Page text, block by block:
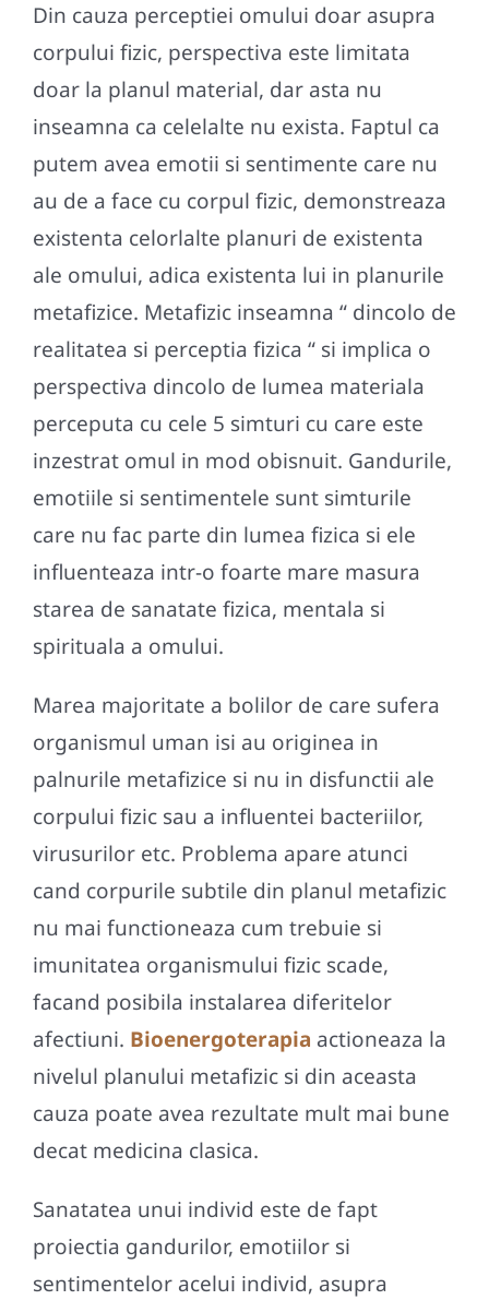
Din cauza perceptiei omului doar asupra
corpului fizic, perspectiva este limitata
doar la planul material, dar asta nu
inseamna ca celelalte nu exista. Faptul ca
putem avea emotii si sentimente care nu
au de a face cu corpul fizic, demonstreaza
existenta celorlalte planuri de existenta
ale omului, adica existenta lui in planurile
metafizice. Metafizic inseamna “ dincolo de
realitatea si perceptia fizica “ si implica o
perspectiva dincolo de lumea materiala
perceputa cu cele 5 simturi cu care este
inzestrat omul in mod obisnuit. Gandurile,
emotiile si sentimentele sunt simturile
care nu fac parte din lumea fizica si ele
influenteaza intr-o foarte mare masura
starea de sanatate fizica, mentala si
spirituala a omului.
Marea majoritate a bolilor de care sufera
organismul uman isi au originea in
palnurile metafizice si nu in disfunctii ale
corpului fizic sau a influentei bacteriilor,
virusurilor etc. Problema apare atunci
cand corpurile subtile din planul metafizic
nu mai functioneaza cum trebuie si
imunitatea organismului fizic scade,
facand posibila instalarea diferitelor
afectiuni. Bioenergoterapia actioneaza la
nivelul planului metafizic si din aceasta
cauza poate avea rezultate mult mai bune
decat medicina clasica.
Sanatatea unui individ este de fapt
proiectia gandurilor, emotiilor si
sentimentelor acelui individ, asupra